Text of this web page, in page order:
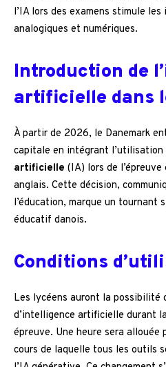
l’IA lors des examens stimule
analogiques et numériques.
Introduction de
artificielle dans
À partir de 2026, le Danemark
capitale en intégrant l’utilisation
artificielle (IA) lors de
anglais. Cette décision,
l’éducation, marque un tournant
éducatif danois.
Conditions
Les lycéens auront la possibilité
d’intelligence artificielle durant
épreuve. Une heure sera
cours de laquelle tous les outils